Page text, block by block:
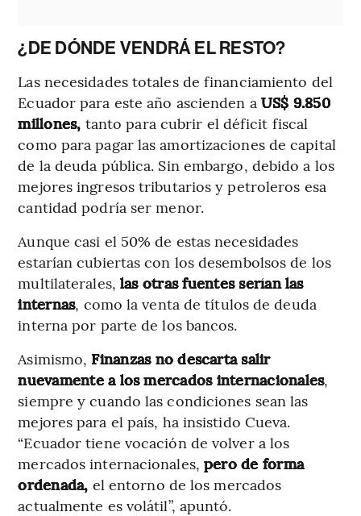
¿DE DÓNDE VENDRÁ EL RESTO?
Las necesidades totales de financiamiento del
Ecuador para este año ascienden a US$ 9.850
millones, tanto para cubrir el déficit fiscal
como para pagar las amortizaciones de capital
de la deuda pública. Sin embargo, debido a los
mejores ingresos tributarios y petroleros esa
cantidad podría ser menor.
Aunque casi el 50% de estas necesidades
estarían cubiertas con los desembolsos de los
multilaterales, las otras fuentes serían las
internas, como la venta de títulos de deuda
interna por parte de los bancos.
Asimismo, Finanzas no descarta salir
nuevamente a los mercados internacionales,
siempre y cuando las condiciones sean las
mejores para el país, ha insistido Cueva.
“Ecuador tiene vocación de volver a los
mercados internacionales, pero de forma
ordenada, el entorno de los mercados
actualmente es volátil”, apuntó.